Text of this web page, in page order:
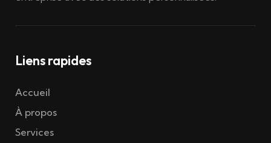
Liens rapides
Accueil
À propos
Services